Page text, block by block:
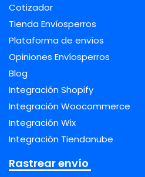
Cotizador
Tienda Envíosperros
Plataforma de envíos
Opiniones Envíosperros
Blog
Integración Shopify
Integración Woocommerce
Integración Wix
Integración Tiendanube
Rastrear envío